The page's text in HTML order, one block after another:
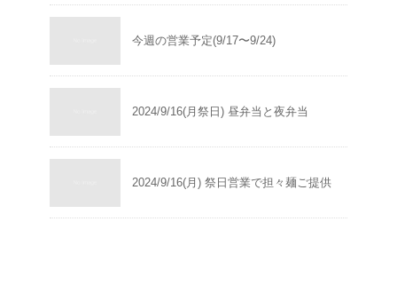
今週の営業予定(9/17〜9/24)
2024/9/16(月祭日) 昼弁当と夜弁当
2024/9/16(月) 祭日営業で担々麺ご提供